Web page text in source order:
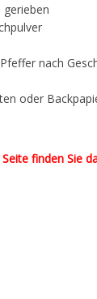
gerieben
nach
oder
finden Sie